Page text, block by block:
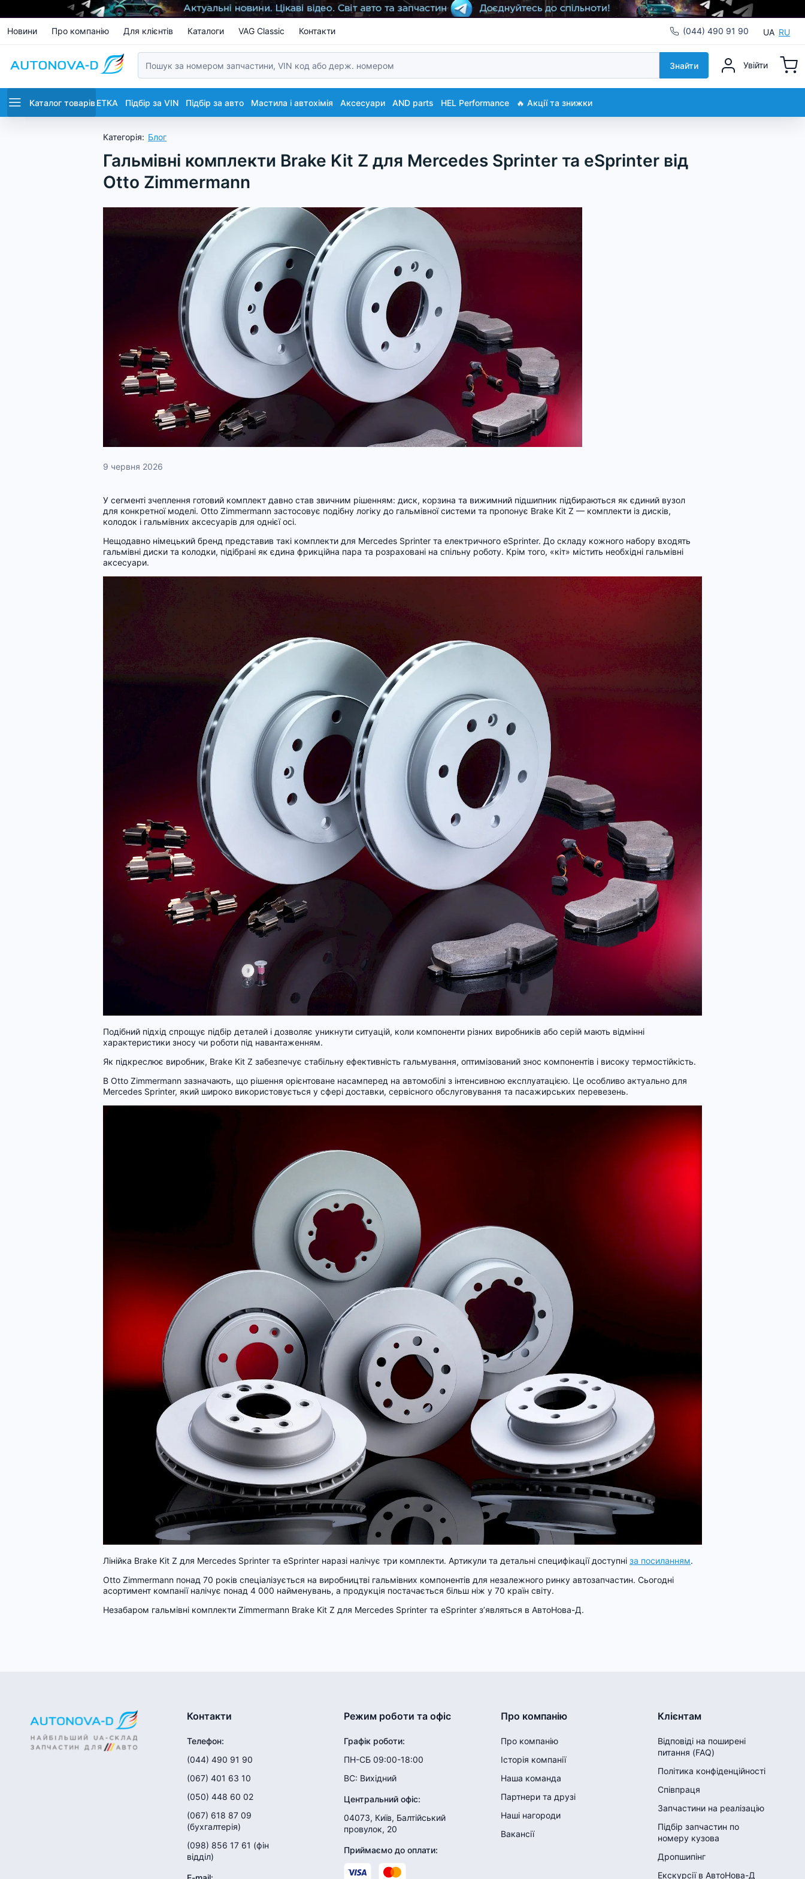
Новини Про компанію Для клієнтів Каталоги VAG Classic Контакти (044) 490 91 90 UA RU
Знайти Увійти
Каталог товарівETKA Підбір за VIN Підбір за авто Мастила і автохімія Аксесуари AND parts HEL Performance 🔥 Акції та знижки
Категорія: Блог
Гальмівні комплекти Brake Kit Z для Mercedes Sprinter та eSprinter від
Otto Zimmermann
9 червня 2026
У сегменті зчеплення готовий комплект давно став звичним рішенням: диск, корзина та вижимний підшипник підбираються як єдиний вузол
для конкретної моделі. Otto Zimmermann застосовує подібну логіку до гальмівної системи та пропонує Brake Kit Z — комплекти із дисків,
колодок і гальмівних аксесуарів для однієї осі.
Нещодавно німецький бренд представив такі комплекти для Mercedes Sprinter та електричного eSprinter. До складу кожного набору входять
гальмівні диски та колодки, підібрані як єдина фрикційна пара та розраховані на спільну роботу. Крім того, «кіт» містить необхідні гальмівні
аксесуари.
Подібний підхід спрощує підбір деталей і дозволяє уникнути ситуацій, коли компоненти різних виробників або серій мають відмінні
характеристики зносу чи роботи під навантаженням.
Як підкреслює виробник, Brake Kit Z забезпечує стабільну ефективність гальмування, оптимізований знос компонентів і високу термостійкість.
В Otto Zimmermann зазначають, що рішення орієнтоване насамперед на автомобілі з інтенсивною експлуатацією. Це особливо актуально для
Mercedes Sprinter, який широко використовується у сфері доставки, сервісного обслуговування та пасажирських перевезень.
Лінійка Brake Kit Z для Mercedes Sprinter та eSprinter наразі налічує три комплекти. Артикули та детальні специфікації доступні за посиланням.
Otto Zimmermann понад 70 років спеціалізується на виробництві гальмівних компонентів для незалежного ринку автозапчастин. Сьогодні
асортимент компанії налічує понад 4 000 найменувань, а продукція постачається більш ніж у 70 країн світу.
Незабаром гальмівні комплекти Zimmermann Brake Kit Z для Mercedes Sprinter та eSprinter з’являться в АвтоНова-Д.
Контакти
Телефон:
(044) 490 91 90
(067) 401 63 10
(050) 448 60 02
(067) 618 87 09
(бухгалтерія)
(098) 856 17 61 (фін
відділ)
Режим роботи та офіс
Графік роботи:
ПН-СБ 09:00-18:00
ВС: Вихідний
Центральний офіс:
04073, Київ, Балтійський
провулок, 20
Приймаємо до оплати:
Про компанію
Про компанію
Історія компанії
Наша команда
Партнери та друзі
Наші нагороди
Вакансії
Клієнтам
Відповіді на поширені
питання (FAQ)
Політика конфіденційності
Співпраця
Запчастини на реалізацію
Підбір запчастин по
номеру кузова
Дропшипінг
Екскурсії в АвтоНова-Д